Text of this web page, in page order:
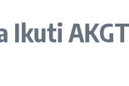
Ikuti